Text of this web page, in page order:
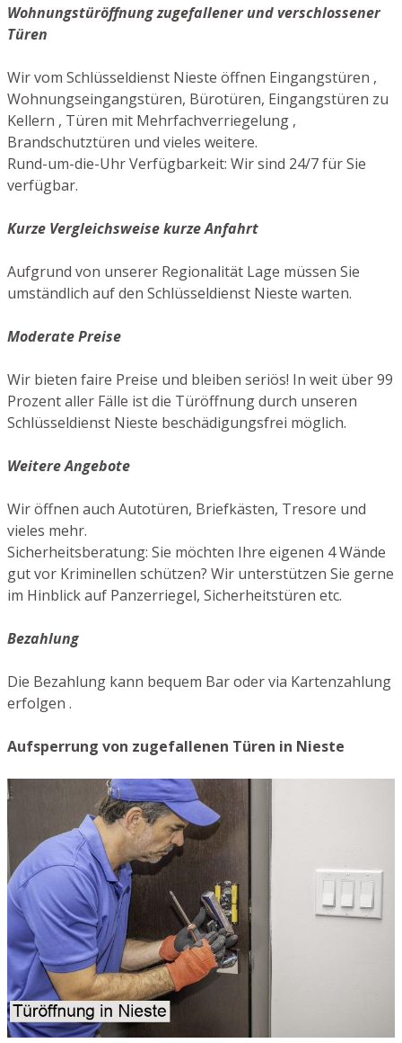
Wohnungstüröffnung zugefallener und verschlossener
Türen
Wir vom Schlüsseldienst Nieste öffnen Eingangstüren ,
Wohnungseingangstüren, Bürotüren, Eingangstüren zu
Kellern , Türen mit Mehrfachverriegelung ,
Brandschutztüren und vieles weitere.
Rund-um-die-Uhr Verfügbarkeit: Wir sind 24/7 für Sie
verfügbar.
Kurze Vergleichsweise kurze Anfahrt
Aufgrund von unserer Regionalität Lage müssen Sie
umständlich auf den Schlüsseldienst Nieste warten.
Moderate Preise
Wir bieten faire Preise und bleiben seriös! In weit über 99
Prozent aller Fälle ist die Türöffnung durch unseren
Schlüsseldienst Nieste beschädigungsfrei möglich.
Weitere Angebote
Wir öffnen auch Autotüren, Briefkästen, Tresore und
vieles mehr.
Sicherheitsberatung: Sie möchten Ihre eigenen 4 Wände
gut vor Kriminellen schützen? Wir unterstützen Sie gerne
im Hinblick auf Panzerriegel, Sicherheitstüren etc.
Bezahlung
Die Bezahlung kann bequem Bar oder via Kartenzahlung
erfolgen .
Aufsperrung von zugefallenen Türen in Nieste